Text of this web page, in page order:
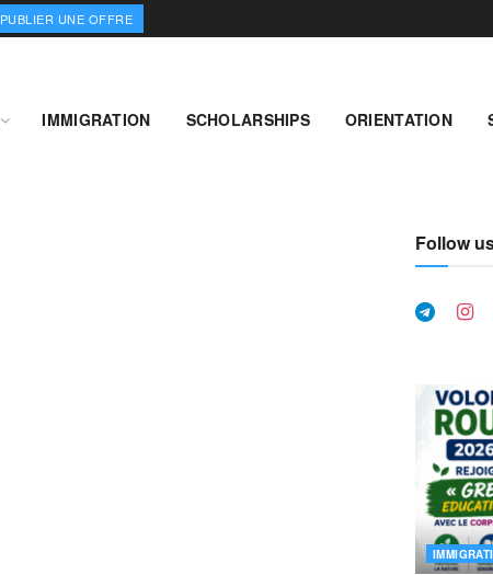
PUBLIER UNE OFFRE
IMMIGRATION SCHOLARSHIPS ORIENTATION
Follow